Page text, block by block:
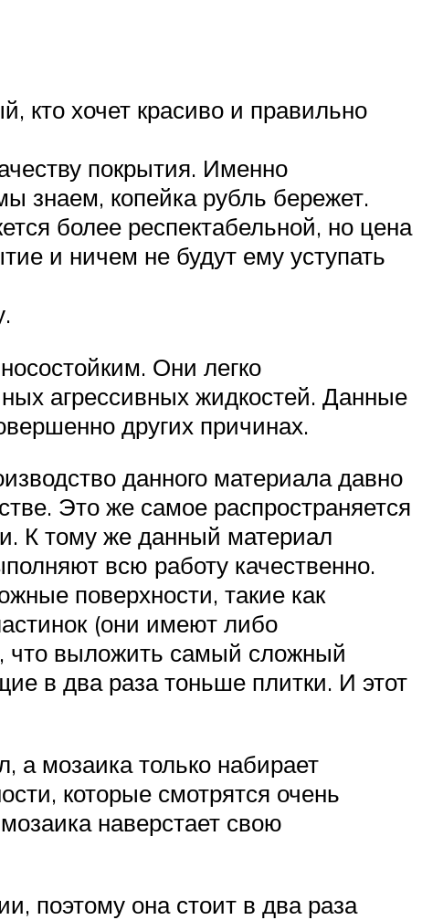
кто хочет красиво и правильно
покрытия. Именно
знаем, копейка рубль бережет.
более респектабельной, но цена
и ничем не будут ему уступать
Они легко
агрессивных жидкостей. Данные
других причинах.
данного материала давно
Это же самое распространяется
К тому же данный материал
всю работу качественно.
поверхности, такие как
(они имеют либо
что выложить самый сложный
в два раза тоньше плитки. И этот
а мозаика только набирает
которые смотрятся очень
наверстает свою
поэтому она стоит в два раза